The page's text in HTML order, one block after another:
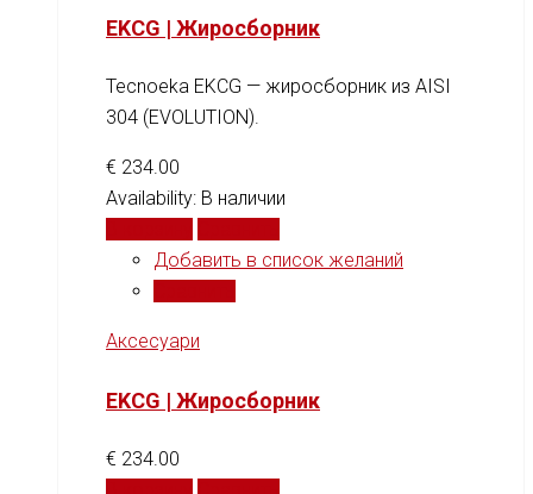
EKCG | Жиросборник
Tecnoeka EKCG — жиросборник из AISI
304 (EVOLUTION).
€ 234.00
Availability: В наличии
Добавить в список желаний
Аксесуари
EKCG | Жиросборник
€ 234.00